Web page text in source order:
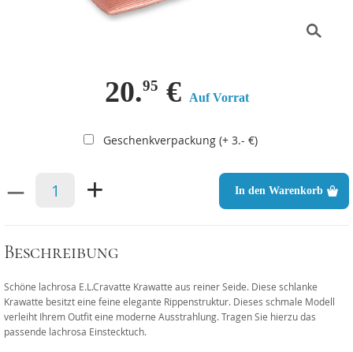
20.95 € Auf Vorrat
Geschenkverpackung (+ 3.- €)
– + In den Warenkorb
Beschreibung
Schöne lachrosa E.L.Cravatte Krawatte aus reiner Seide. Diese schlanke
Krawatte besitzt eine feine elegante Rippenstruktur. Dieses schmale Modell
verleiht Ihrem Outfit eine moderne Ausstrahlung. Tragen Sie hierzu das
passende lachrosa Einstecktuch.